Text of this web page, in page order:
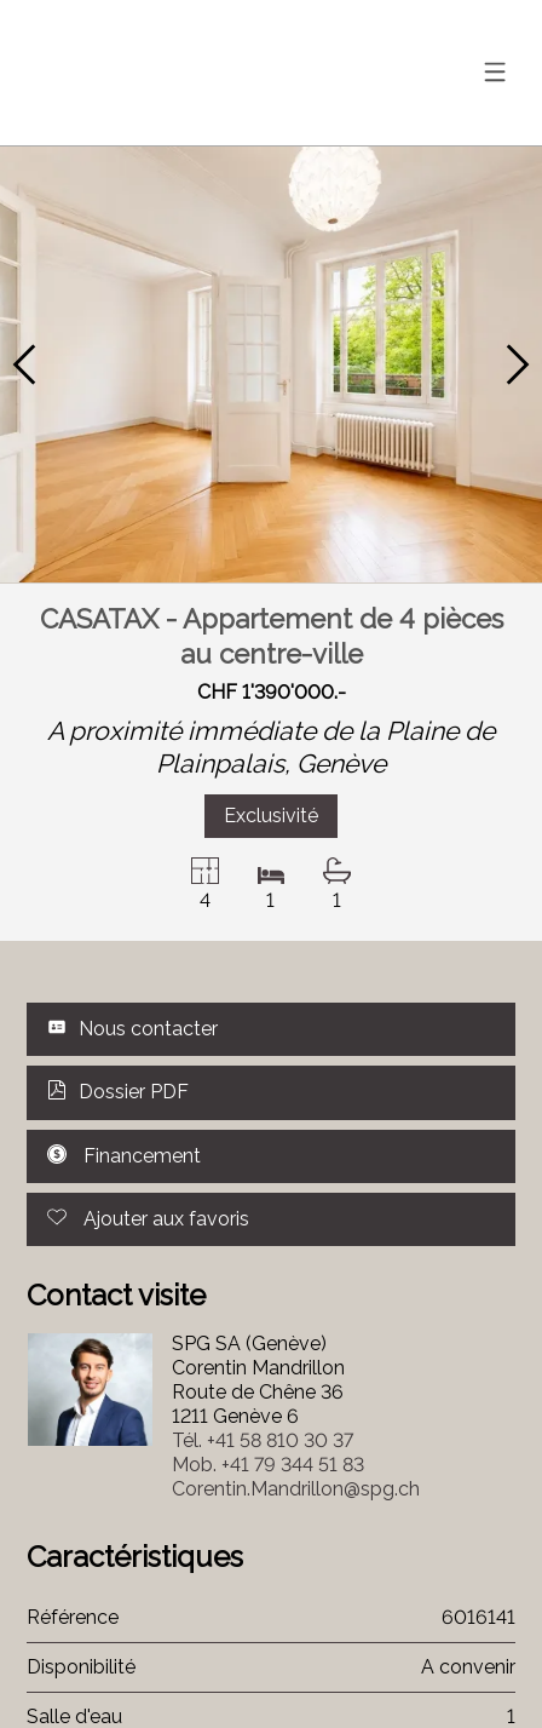
CASATAX - Appartement de 4 pièces
au centre-ville
CHF 1'390'000.-
A proximité immédiate de la Plaine de
Plainpalais, Genève
Exclusivité
4 1 1
Nous contacter
Dossier PDF
Financement
Ajouter aux favoris
Contact visite
SPG SA (Genève)
Corentin Mandrillon
Route de Chêne 36
1211 Genève 6
Tél. +41 58 810 30 37
Mob. +41 79 344 51 83
Corentin.Mandrillon@spg.ch
Caractéristiques
Référence 6016141
Disponibilité A convenir
Salle d'eau 1